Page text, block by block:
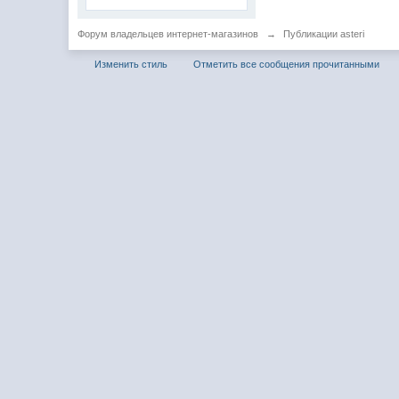
Форум владельцев интернет-магазинов → Публикации asteri
Изменить стиль Отметить все сообщения прочитанными